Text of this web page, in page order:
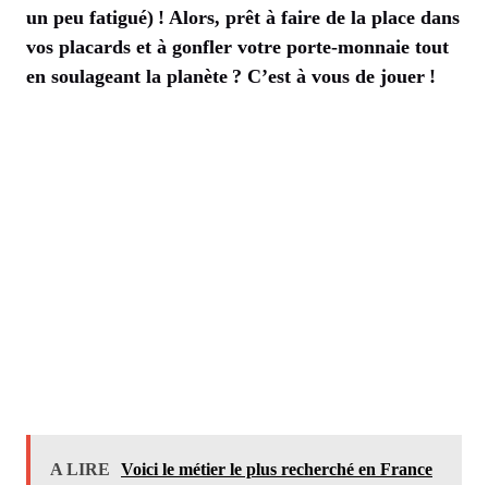
un peu fatigué) ! Alors, prêt à faire de la place dans
vos placards et à gonfler votre porte-monnaie tout
en soulageant la planète ? C’est à vous de jouer !
A LIRE
Voici le métier le plus recherché en France